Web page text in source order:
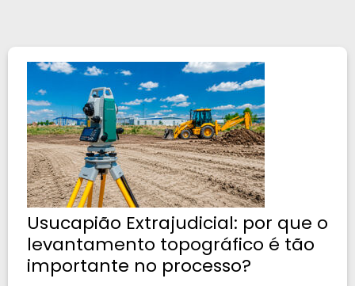
Usucapião Extrajudicial: por que o
levantamento topográfico é tão
importante no processo?